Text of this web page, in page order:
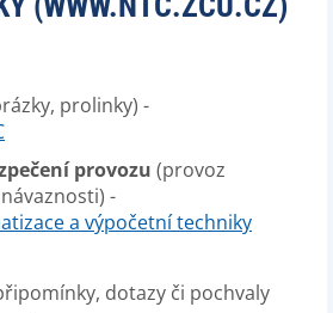
prolinky) -
provozu (provoz
-
a výpočetní techniky
dotazy či pochvaly